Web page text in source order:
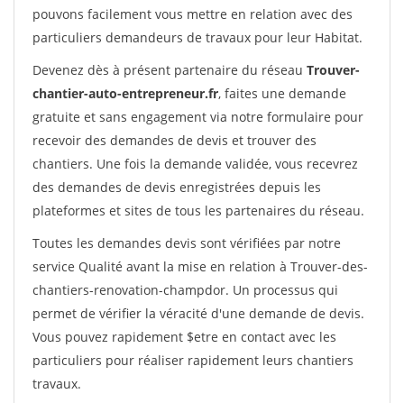
pouvons facilement vous mettre en relation avec des
particuliers demandeurs de travaux pour leur Habitat.
Devenez dès à présent partenaire du réseau Trouver-
chantier-auto-entrepreneur.fr, faites une demande
gratuite et sans engagement via notre formulaire pour
recevoir des demandes de devis et trouver des
chantiers. Une fois la demande validée, vous recevrez
des demandes de devis enregistrées depuis les
plateformes et sites de tous les partenaires du réseau.
Toutes les demandes devis sont vérifiées par notre
service Qualité avant la mise en relation à Trouver-des-
chantiers-renovation-champdor. Un processus qui
permet de vérifier la véracité d'une demande de devis.
Vous pouvez rapidement $etre en contact avec les
particuliers pour réaliser rapidement leurs chantiers
travaux.